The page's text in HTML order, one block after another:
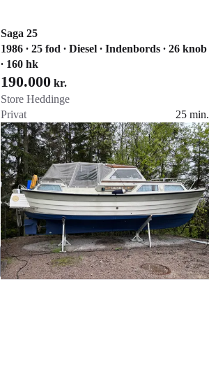
Saga 25
1986 ∙ 25 fod ∙ Diesel ∙ Indenbords ∙ 26 knob
∙ 160 hk
190.000 kr.
Store Heddinge
Privat
25 min.
Føj til favoritter
Gå til annoncen